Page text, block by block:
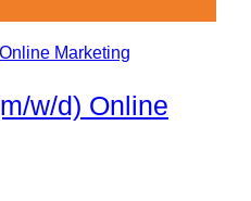
w/d) Online